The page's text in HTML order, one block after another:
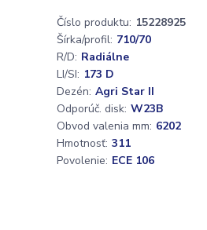
Číslo produktu: 15228925
Šírka/profil: 710/70
R/D: Radiálne
LI/SI: 173 D
Dezén: Agri Star II
Odporúč. disk: W23B
Obvod valenia mm: 6202
Hmotnosť: 311
Povolenie: ECE 106